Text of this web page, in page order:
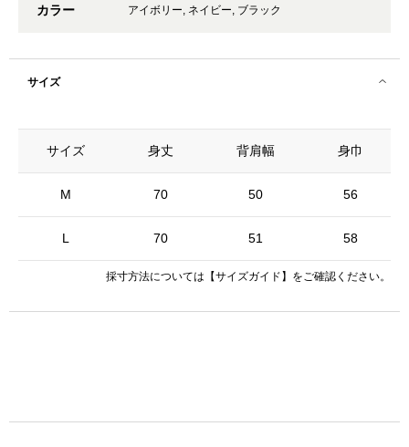
カラー アイボリー, ネイビー, ブラック
サイズ
サイズ
M
L
身丈 背肩幅 身巾
70 50 56
70 51 58
採寸方法については 【サイズガイド】 をご確認ください。